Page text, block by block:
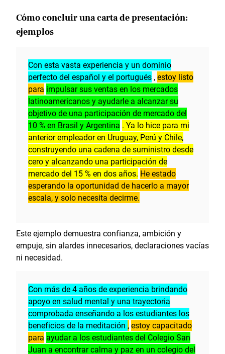
Cómo concluir una carta de presentación:
ejemplos
Con esta vasta experiencia y un dominio
perfecto del español y el portugués ,estoy listo
para impulsar sus ventas en los mercados
latinoamericanos y ayudarle a alcanzar su
objetivo de una participación de mercado del
10 % en Brasil y Argentina . Ya lo hice para mi
anterior empleador en Uruguay, Perú y Chile,
construyendo una cadena de suministro desde
cero y alcanzando una participación de
mercado del 15 % en dos años. He estado
esperando la oportunidad de hacerlo a mayor
escala, y solo necesita decirme.
Este ejemplo demuestra confianza, ambición y
empuje, sin alardes innecesarios, declaraciones vacías
ni necesidad.
Con más de 4 años de experiencia brindando
apoyo en salud mental y una trayectoria
comprobada enseñando a los estudiantes los
beneficios de la meditación ,estoy capacitado
para ayudar a los estudiantes del Colegio San
Juan a encontrar calma y paz en un colegio del